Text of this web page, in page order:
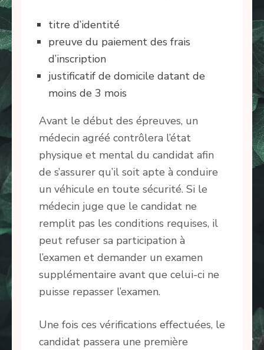
titre d’identité
preuve du paiement des frais
d’inscription
justificatif de domicile datant de
moins de 3 mois
Avant le début des épreuves, un
médecin agréé contrôlera l’état
physique et mental du candidat afin
de s’assurer qu’il soit apte à conduire
un véhicule en toute sécurité. Si le
médecin juge que le candidat ne
remplit pas les conditions requises, il
peut refuser sa participation à
l’examen et demander un examen
supplémentaire avant que celui-ci ne
puisse repasser l’examen.
Une fois ces vérifications effectuées, le
candidat passera une première